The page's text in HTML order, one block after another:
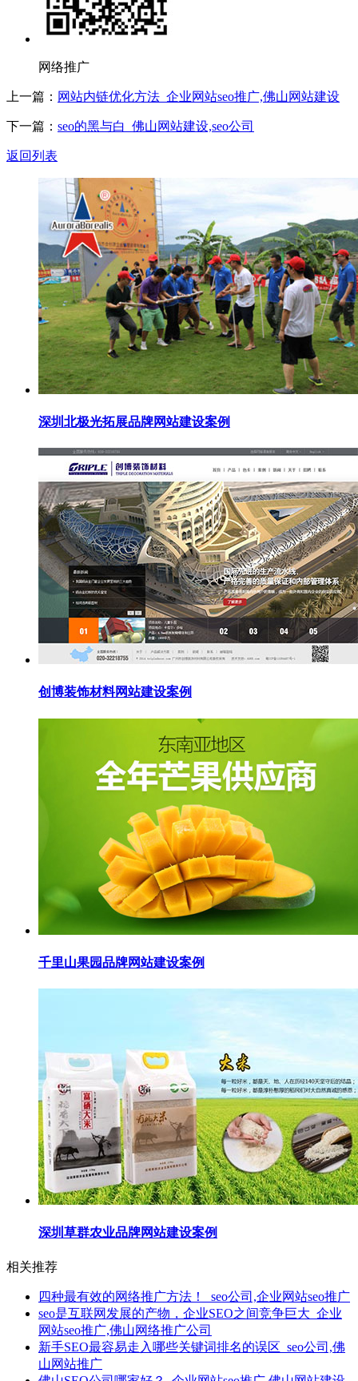
网络推广
上一篇： 网站内链优化方法_企业网站seo推广,佛山网站建设
下一篇： seo的黑与白_佛山网站建设,seo公司
返回列表
深圳北极光拓展品牌网站建设案例
创博装饰材料网站建设案例
千里山果园品牌网站建设案例
深圳草群农业品牌网站建设案例
相关推荐
四种最有效的网络推广方法！_seo公司,企业网站seo推广
seo是互联网发展的产物，企业SEO之间竞争巨大_企业
网站seo推广,佛山网络推广公司
新手SEO最容易走入哪些关键词排名的误区_seo公司,佛
山网站推广